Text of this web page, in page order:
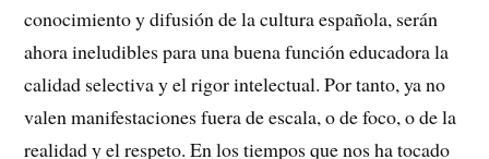
conocimiento y difusión de la cultura española, serán
ahora ineludibles para una buena función educadora la
calidad selectiva y el rigor intelectual. Por tanto, ya no
valen manifestaciones fuera de escala, o de foco, o de la
realidad y el respeto. En los tiempos que nos ha tocado